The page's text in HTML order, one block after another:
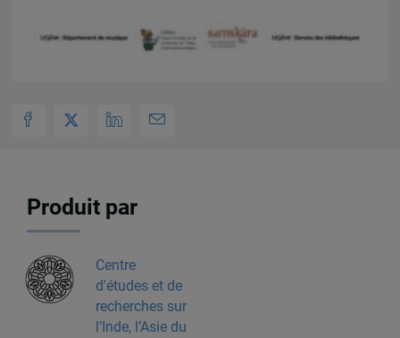
Produit par
Centre
d'études et de
recherches sur
l’Inde, l’Asie du